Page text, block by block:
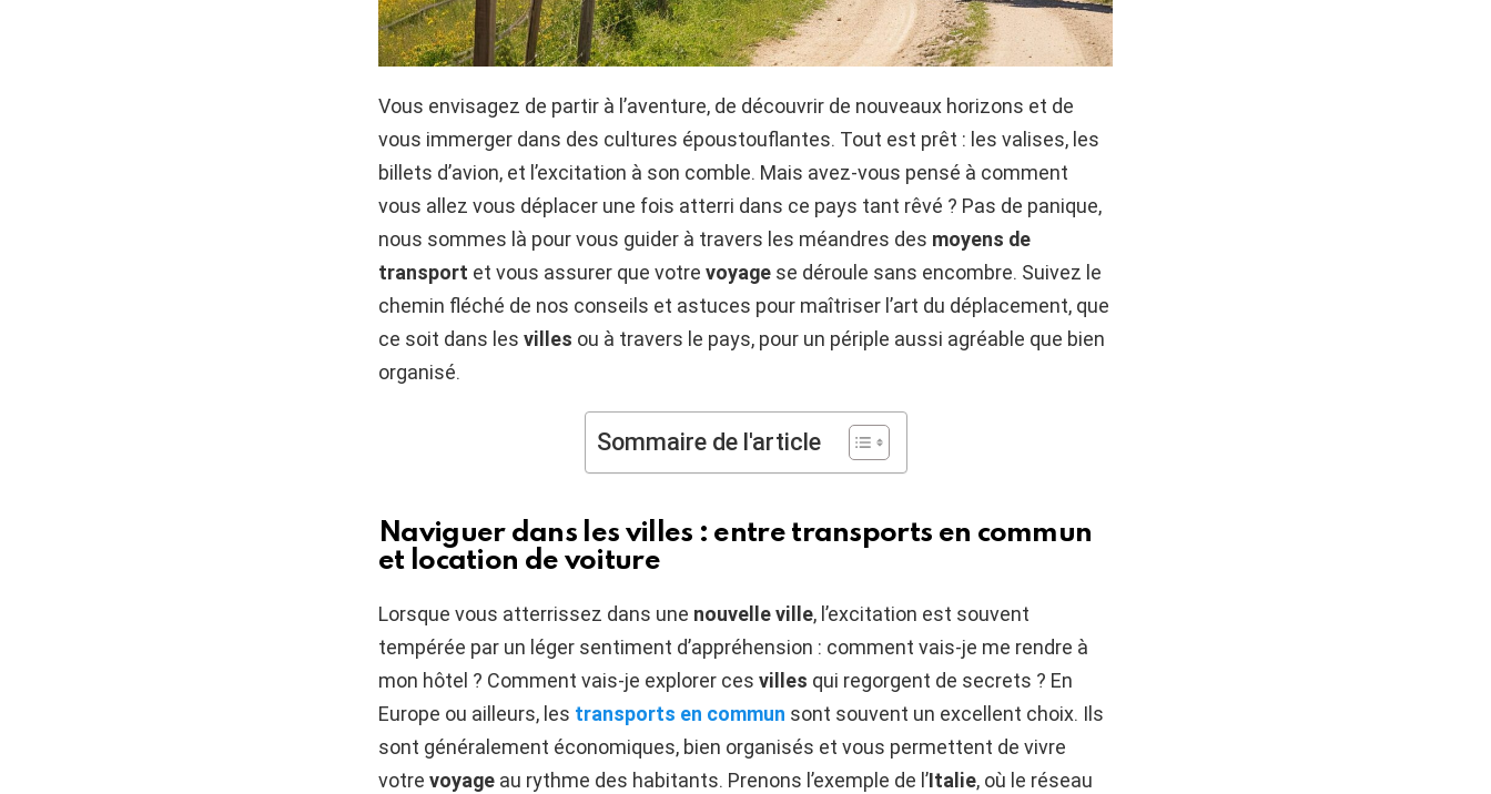
Vous envisagez de partir à l’aventure, de découvrir de nouveaux horizons et de
vous immerger dans des cultures époustouflantes. Tout est prêt : les valises, les
billets d’avion, et l’excitation à son comble. Mais avez-vous pensé à comment
vous allez vous déplacer une fois atterri dans ce pays tant rêvé ? Pas de panique,
nous sommes là pour vous guider à travers les méandres des moyens de
transport et vous assurer que votre voyage se déroule sans encombre. Suivez le
chemin fléché de nos conseils et astuces pour maîtriser l’art du déplacement, que
ce soit dans les villes ou à travers le pays, pour un périple aussi agréable que bien
organisé.
Sommaire de l'article
Naviguer dans les villes : entre transports en commun
et location de voiture
Lorsque vous atterrissez dans une nouvelle ville, l’excitation est souvent
tempérée par un léger sentiment d’appréhension : comment vais-je me rendre à
mon hôtel ? Comment vais-je explorer ces villes qui regorgent de secrets ? En
Europe ou ailleurs, les transports en commun sont souvent un excellent choix. Ils
sont généralement économiques, bien organisés et vous permettent de vivre
votre voyage au rythme des habitants. Prenons l’exemple de l’Italie, où le réseau